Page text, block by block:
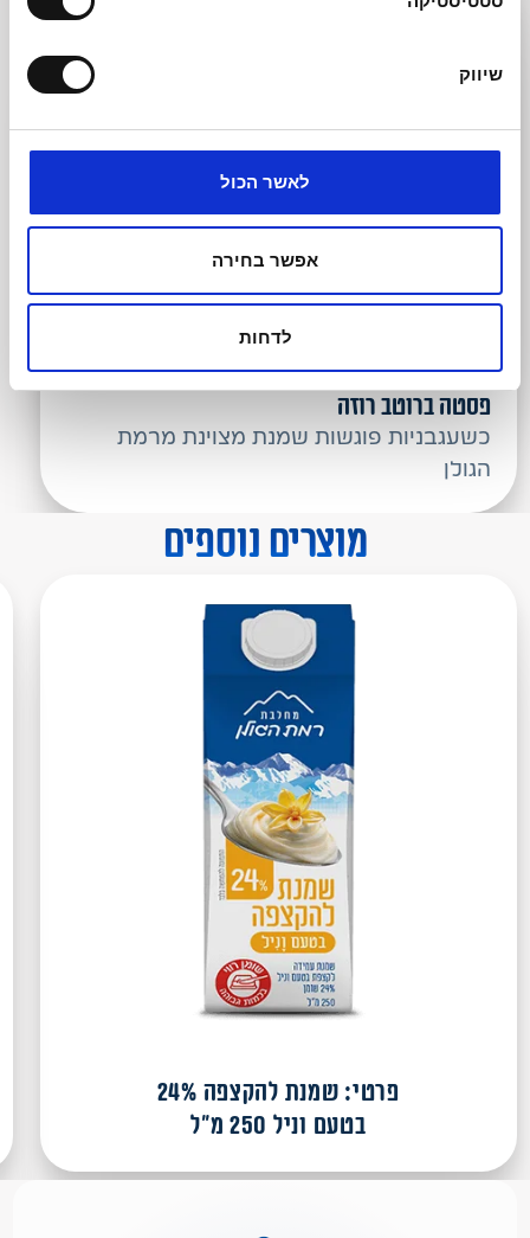
שיווק
לאשר הכול
אפשר בחירה
לדחות
קל להכנה עד 30 דקות הכנה
פסטה ברוטב רוזה
כשעגבניות פוגשות שמנת מצוינת מרמת
הגולן
מוצרים נוספים
פרטי: שמנת להקצפה 24%
בטעם וניל 250 מ"ל